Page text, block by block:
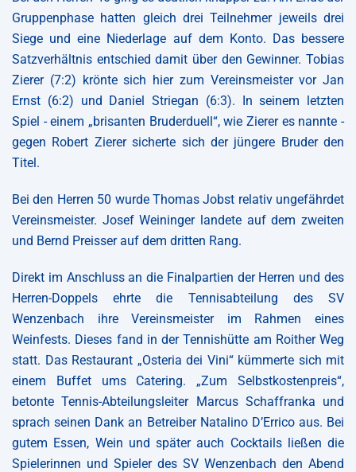
Gruppenphase hatten gleich drei Teilnehmer jeweils drei
Siege und eine Niederlage auf dem Konto. Das bessere
Satzverhältnis entschied damit über den Gewinner. Tobias
Zierer (7:2) krönte sich hier zum Vereinsmeister vor Jan
Ernst (6:2) und Daniel Striegan (6:3). In seinem letzten
Spiel - einem „brisanten Bruderduell“, wie Zierer es nannte -
gegen Robert Zierer sicherte sich der jüngere Bruder den
Titel.
Bei den Herren 50 wurde Thomas Jobst relativ ungefährdet
Vereinsmeister. Josef Weininger landete auf dem zweiten
und Bernd Preisser auf dem dritten Rang.
Direkt im Anschluss an die Finalpartien der Herren und des
Herren-Doppels ehrte die Tennisabteilung des SV
Wenzenbach ihre Vereinsmeister im Rahmen eines
Weinfests. Dieses fand in der Tennishütte am Roither Weg
statt. Das Restaurant „Osteria dei Vini“ kümmerte sich mit
einem Buffet ums Catering. „Zum Selbstkostenpreis“,
betonte Tennis-Abteilungsleiter Marcus Schaffranka und
sprach seinen Dank an Betreiber Natalino D’Errico aus. Bei
gutem Essen, Wein und später auch Cocktails ließen die
Spielerinnen und Spieler des SV Wenzenbach den Abend